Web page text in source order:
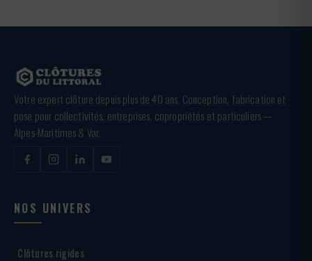
Votre expert clôture depuis plus de 40 ans. Conception, fabrication et
pose pour collectivités, entreprises, copropriétés et particuliers —
Alpes-Maritimes & Var.
NOS UNIVERS
Clôtures rigides